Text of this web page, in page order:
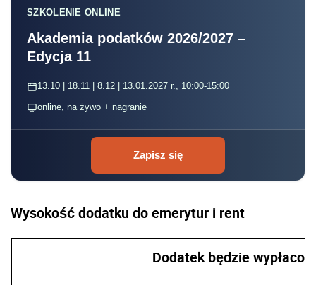
SZKOLENIE ONLINE
Akademia podatków 2026/2027 –
Edycja 11
13.10 | 18.11 | 8.12 | 13.01.2027 r., 10:00-15:00
online, na żywo + nagranie
Zapisz się
Wysokość dodatku do emerytur i rent
Dodatek będzie